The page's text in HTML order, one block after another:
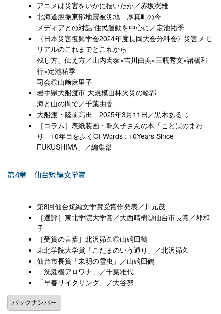
アニメは災害をいかに描いたか／赤坂憲雄
北海道胆振東部地震被災地 厚真町の今
メディアとの対話 住民運動を中心に／定池祐季
〈日本災害復興学会2024年度長岡大会分科会〉災害メモ
リアルのこれまでとこれから
残し方、伝え方／山内宏泰×吉川由美×三瓶秀文×諸橋和
行×定池祐季
司会◎山﨑麻里子
岩手県大船渡市 大規模山林火災の輪郭
海と山の間で／千葉由香
大船渡・陸前高田 2025年3月11日／黒木あるじ
［コラム］表紙装画・乾久子さんの本「ことばのまわ
り 10年目を歩くOf Words : 10Years Since
FUKUSHIMA」／編集部
第4章 仙台短編文学賞
第8回仙台短編文学賞受賞作発表／川元茂
［選評］東北学院大学賞／大西晴樹◎仙台市長賞／郡和
子
［受賞の言葉］北沢昴久◎山碕田鶴
東北学院大学賞「こだまのいう通り」／北沢昴久
仙台市長賞「未明の雪虫」／山碕田鶴
「洗濯機アロワナ」／千葉雅代
「早春サイクリング」／大谷努